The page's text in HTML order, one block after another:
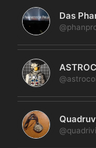
Das